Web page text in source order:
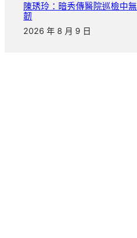
陳琇玲：暗秀傳醫院巡檢中
韌
2026 年 8 月 9 日